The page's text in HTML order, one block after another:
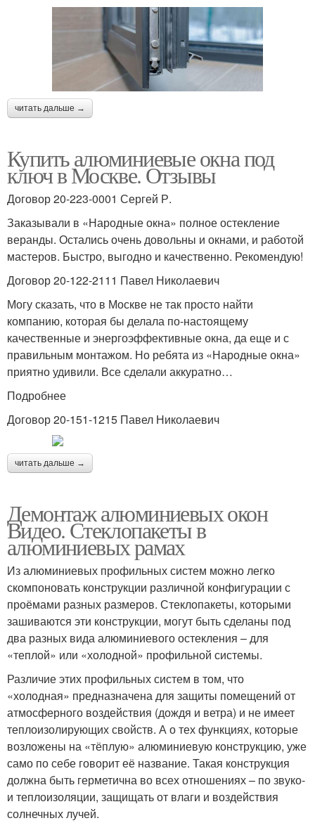
читать дальше →
Купить алюминиевые окна под
ключ в Москве. Отзывы
Договор 20-223-0001 Сергей Р.
Заказывали в «Народные окна» полное остекление
веранды. Остались очень довольны и окнами, и работой
мастеров. Быстро, выгодно и качественно. Рекомендую!
Договор 20-122-2111 Павел Николаевич
Могу сказать, что в Москве не так просто найти
компанию, которая бы делала по-настоящему
качественные и энергоэффективные окна, да еще и с
правильным монтажом. Но ребята из «Народные окна»
приятно удивили. Все сделали аккуратно…
Подробнее
Договор 20-151-1215 Павел Николаевич
читать дальше →
Демонтаж алюминиевых окон
Видео. Стеклопакеты в
алюминиевых рамах
Из алюминиевых профильных систем можно легко
скомпоновать конструкции различной конфигурации с
проёмами разных размеров. Стеклопакеты, которыми
зашиваются эти конструкции, могут быть сделаны под
два разных вида алюминиевого остекления – для
«теплой» или «холодной» профильной системы.
Различие этих профильных систем в том, что
«холодная» предназначена для защиты помещений от
атмосферного воздействия (дождя и ветра) и не имеет
теплоизолирующих свойств. А о тех функциях, которые
возложены на «тёплую» алюминиевую конструкцию, уже
само по себе говорит её название. Такая конструкция
должна быть герметична во всех отношениях – по звуко-
и теплоизоляции, защищать от влаги и воздействия
солнечных лучей.